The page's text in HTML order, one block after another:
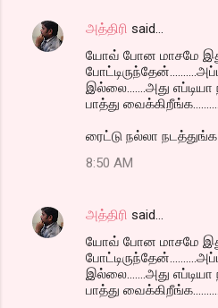
அத்திரி said…
யோவ் போன மாசமே
இல்லை.......அது
பாத்து
ரைட்டு நல்லா நடத்துங்க
8:50 AM
அத்திரி said…
யோவ் போன மாசமே
இல்லை.......அது
பாத்து